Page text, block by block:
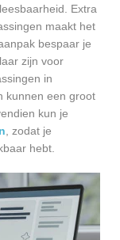
Extra
maakt het
bespaar je
zijn voor
in
kunnen een groot
kun je
, zodat je
hebt.